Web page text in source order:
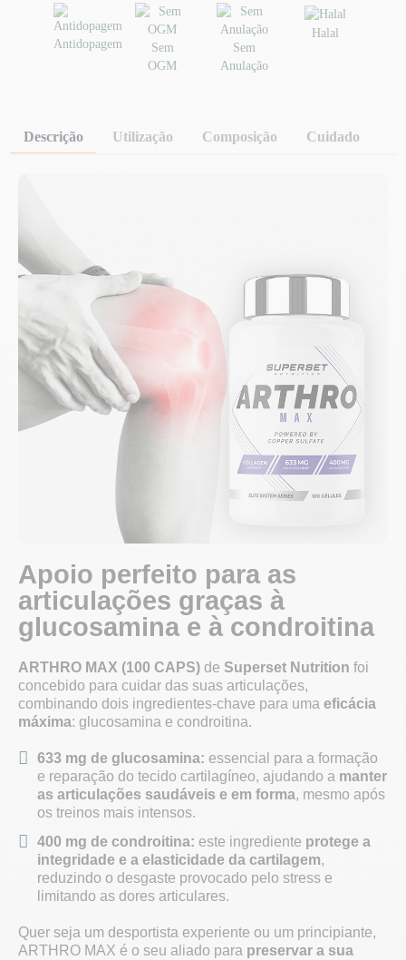
Antidopagem
Sem
OGM
Sem
Anulação
Halal
Descrição Utilização Composição Cuidado
Apoio perfeito para as
articulações graças à
glucosamina e à condroitina
ARTHRO MAX (100 CAPS) de Superset Nutrition foi
concebido para cuidar das suas articulações,
combinando dois ingredientes-chave para uma eficácia
máxima: glucosamina e condroitina.
633 mg de glucosamina: essencial para a formação
e reparação do tecido cartilagíneo, ajudando a manter
as articulações saudáveis e em forma, mesmo após
os treinos mais intensos.
400 mg de condroitina: este ingrediente protege a
integridade e a elasticidade da cartilagem,
reduzindo o desgaste provocado pelo stress e
limitando as dores articulares.
Quer seja um desportista experiente ou um principiante,
ARTHRO MAX é o seu aliado para preservar a sua